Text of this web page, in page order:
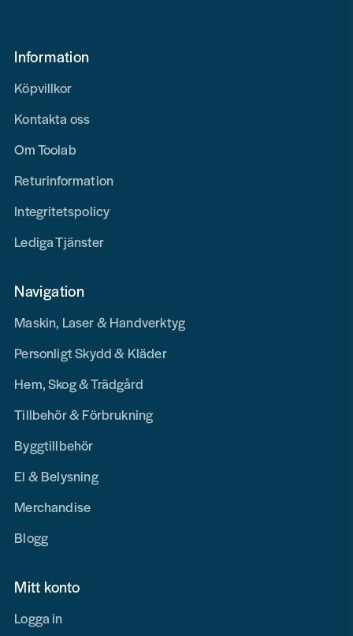
Information
Köpvillkor
Kontakta oss
Om Toolab
Returinformation
Integritetspolicy
Lediga Tjänster
Navigation
Maskin, Laser & Handverktyg
Personligt Skydd & Kläder
Hem, Skog & Trädgård
Tillbehör & Förbrukning
Byggtillbehör
El & Belysning
Merchandise
Blogg
Mitt konto
Logga in